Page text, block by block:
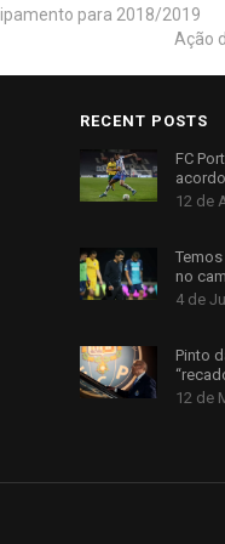
para 2018/2019
Ação
RECENT POSTS
FC
12 de
no
4 de
Pinto
12 de